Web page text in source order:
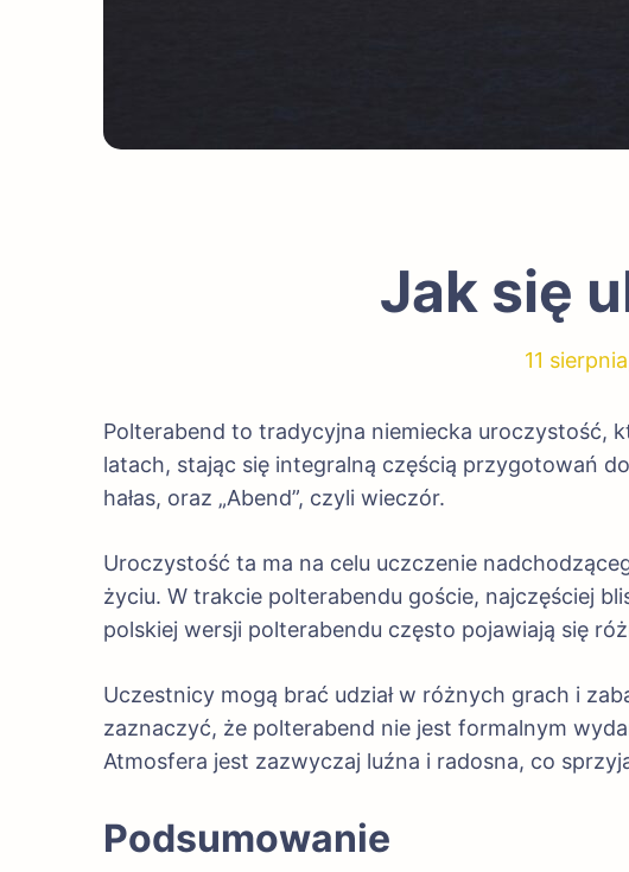
Jak się
11
Polterabend to tradycyjna niemiecka uroczystość,
latach, stając się integralną częścią przygotowań
hałas, oraz „Abend”, czyli wieczór.
Uroczystość ta ma na celu uczczenie
życiu. W trakcie polterabendu goście, najczęściej
polskiej wersji polterabendu często pojawiają się
Uczestnicy mogą brać udział w różnych grach i
zaznaczyć, że polterabend nie jest formalnym
Atmosfera jest zazwyczaj luźna i radosna, co
Podsumowanie